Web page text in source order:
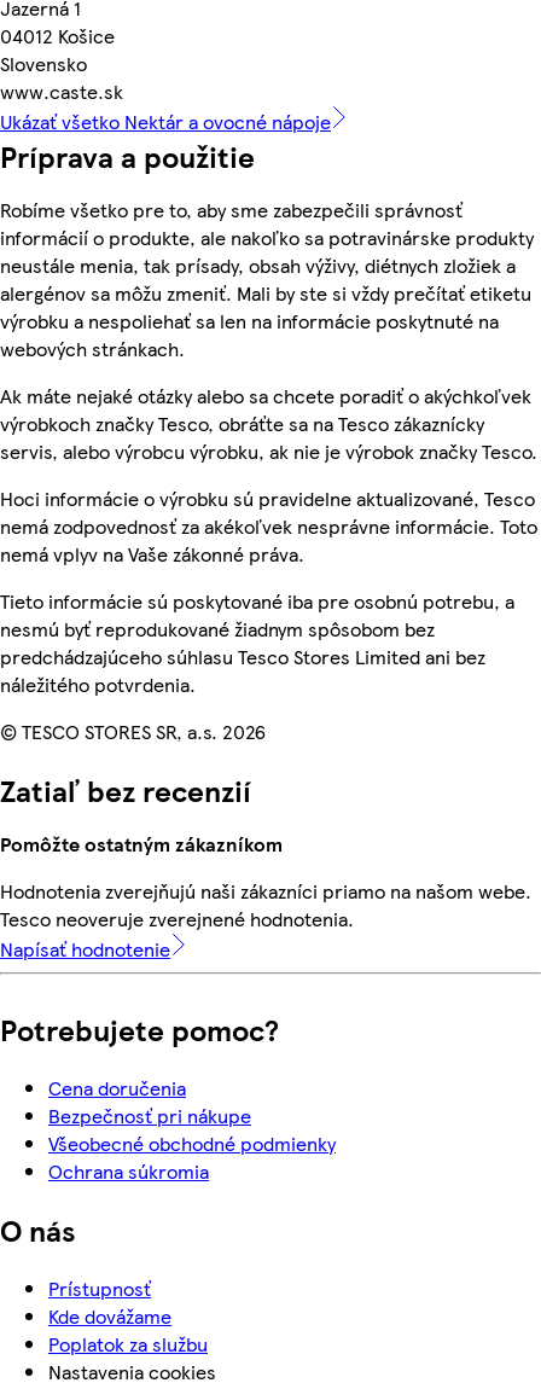
Jazerná 1
04012 Košice
Slovensko
www.caste.sk
Ukázať všetko Nektár a ovocné nápoje
Príprava a použitie
Robíme všetko pre to, aby sme zabezpečili správnosť
informácií o produkte, ale nakoľko sa potravinárske produkty
neustále menia, tak prísady, obsah výživy, diétnych zložiek a
alergénov sa môžu zmeniť. Mali by ste si vždy prečítať etiketu
výrobku a nespoliehať sa len na informácie poskytnuté na
webových stránkach.
Ak máte nejaké otázky alebo sa chcete poradiť o akýchkoľvek
výrobkoch značky Tesco, obráťte sa na Tesco zákaznícky
servis, alebo výrobcu výrobku, ak nie je výrobok značky Tesco.
Hoci informácie o výrobku sú pravidelne aktualizované, Tesco
nemá zodpovednosť za akékoľvek nesprávne informácie. Toto
nemá vplyv na Vaše zákonné práva.
Tieto informácie sú poskytované iba pre osobnú potrebu, a
nesmú byť reprodukované žiadnym spôsobom bez
predchádzajúceho súhlasu Tesco Stores Limited ani bez
náležitého potvrdenia.
© TESCO STORES SR, a.s. 2026
Zatiaľ bez recenzií
Pomôžte ostatným zákazníkom
Hodnotenia zverejňujú naši zákazníci priamo na našom webe.
Tesco neoveruje zverejnené hodnotenia.
Napísať hodnotenie
Potrebujete pomoc?
Cena doručenia
Bezpečnosť pri nákupe
Všeobecné obchodné podmienky
Ochrana súkromia
O nás
Prístupnosť
Kde dovážame
Poplatok za službu
Nastavenia cookies